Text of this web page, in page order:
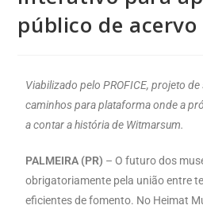
público de
Viabilizado pelo PROFICE, projeto
caminhos para plataforma onde a
a contar a história de Witmarsum.
PALMEIRA (PR) – O futuro dos
obrigatoriamente pela união entre
eficientes de fomento. No Heimat